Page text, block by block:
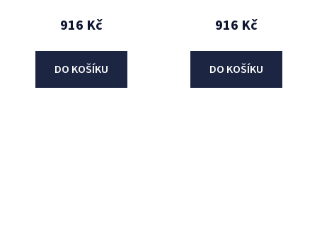
916 Kč
DO KOŠÍKU
916 Kč
DO KOŠÍKU